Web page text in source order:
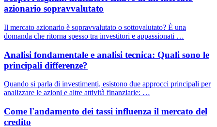
azionario sopravvalutato
Il mercato azionario è sopravvalutato o sottovalutato? È una
domanda che ritorna spesso tra investitori e appassionati …
Analisi fondamentale e analisi tecnica: Quali sono le
principali differenze?
Quando si parla di investimenti, esistono due approcci principali per
analizzare le azioni e altre attività finanziarie: …
Come l'andamento dei tassi influenza il mercato del
credito